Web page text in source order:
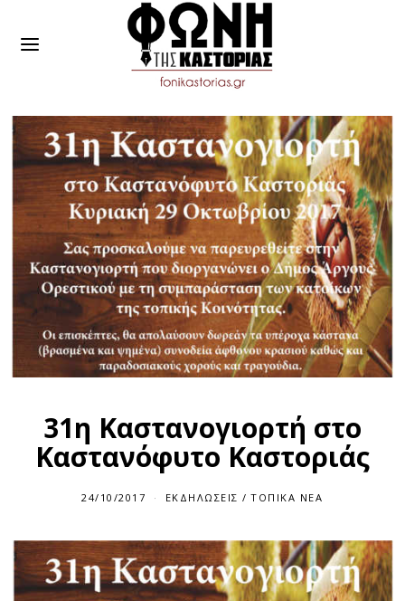
31η Καστανογιορτή στο
Καστανόφυτο Καστοριάς
24/10/2017 ΕΚΔΗΛΏΣΕΙΣ / ΤΟΠΙΚΆ ΝΈΑ